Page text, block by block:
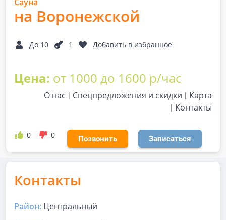
на Воронежской
До 10 1 Добавить в избранное
Цена: от 1000 до 1600 р/час
О нас Спецпредложения и скидки
Карта
Контакты
0 0 Позвонить Записаться
Контакты
Район: Центральный